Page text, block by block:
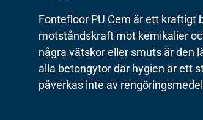
Fontefloor PU Cem är ett kraftigt
motståndskraft mot kemikalier
några vätskor eller smuts är den
alla betongytor där hygien är ett
påverkas inte av